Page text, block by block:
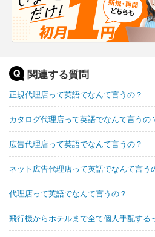
関連する質問
正規代理店って英語でなんて言うの？
カタログ代理店って英語でなんて言うの
広告代理店って英語でなんて言うの？
ネット広告代理店って英語でなんて言う
代理店って英語でなんて言うの？
飛行機からホテルまで全て個人手配する